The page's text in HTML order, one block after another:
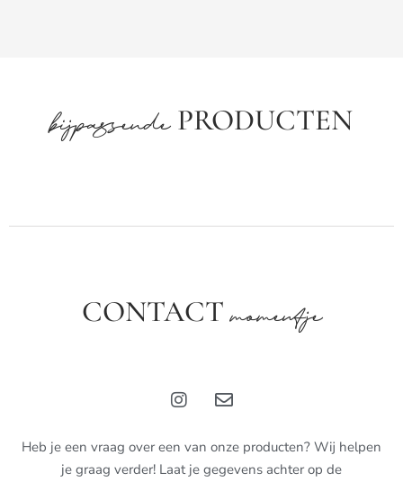
bijpassendePRODUCTEN
CONTACTmomentje
Heb je een vraag over een van onze producten? Wij helpen
je graag verder! Laat je gegevens achter op de